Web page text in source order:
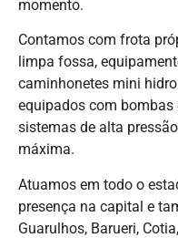
momento.
Contamos com frota
limpa fossa,
caminhonetes mini
equipados com bombas
sistemas de alta
máxima.
Atuamos em todo o
presença na capital e
Guarulhos, Barueri,